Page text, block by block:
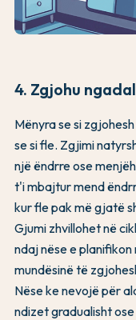
4. Zgjohu
Mënyra se si
se si fle. Zgjimi
një ëndrre ose
t'i mbajtur mend
kur fle pak më gjatë
Gjumi zhvillohet në
ndaj nëse e
mundësinë të
Nëse ke nevojë për
ndizet gradualisht